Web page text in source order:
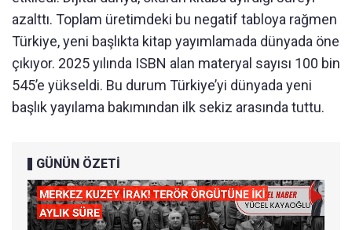
azalttı. Toplam üretimdeki bu negatif tabloya rağmen
Türkiye, yeni başlıkta kitap yayımlamada dünyada öne
çıkıyor. 2025 yılında ISBN alan materyal sayısı 100 bin
545’e yükseldi. Bu durum Türkiye’yi dünyada yeni
başlık yayılama bakımından ilk sekiz arasında tuttu.
GÜNÜN ÖZETİ